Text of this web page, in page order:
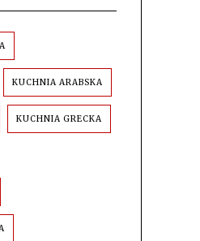
KUCHNIA ARABSKA
KUCHNIA GRECKA